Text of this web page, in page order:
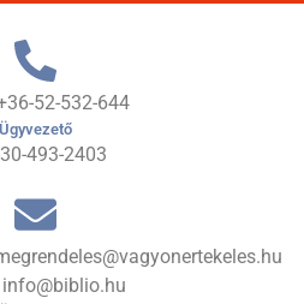
52-532-644
Ügyvezető
493-2403